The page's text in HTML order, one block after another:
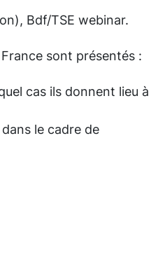
Bdf/TSE webinar.
sont présentés :
cas ils donnent lieu à
le cadre de